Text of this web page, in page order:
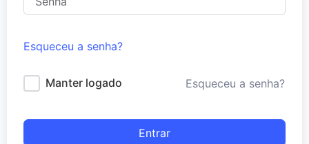
Esqueceu a senha?
Manter logado Esqueceu a senha?
Entrar